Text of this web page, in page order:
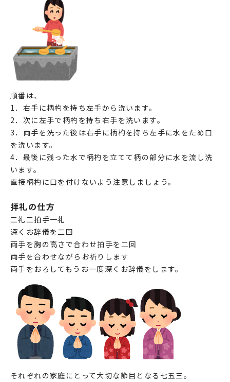
順番は、
1．右手に柄杓を持ち左手から洗います。
2．次に左手で柄杓を持ち右手を洗います。
3．両手を洗った後は右手に柄杓を持ち左手に水をため口
を洗います。
4．最後に残った水で柄杓を立てて柄の部分に水を流し洗
います。
直接柄杓に口を付けないよう注意しましょう。
拝礼の仕方
二礼二拍手一礼
深くお辞儀を二回
両手を胸の高さで合わせ拍手を二回
両手を合わせながらお祈りします
両手をおろしてもうお一度深くお辞儀をします。
それぞれの家庭にとって大切な節目となる七五三。